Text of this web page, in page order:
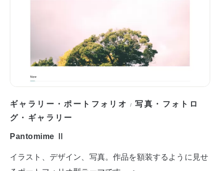
ギャラリー・ポートフォリオ /写真・フォトロ
グ・ギャラリー
Pantomime Ⅱ
イラスト、デザイン、写真。作品を額装するように見せ